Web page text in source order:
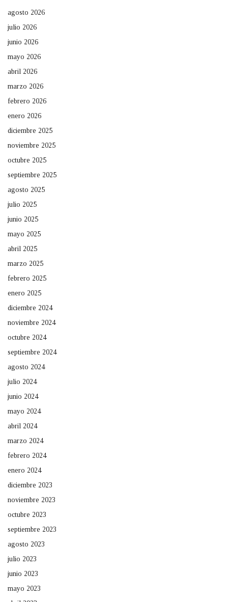
agosto 2026
julio 2026
junio 2026
mayo 2026
abril 2026
marzo 2026
febrero 2026
enero 2026
diciembre 2025
noviembre 2025
octubre 2025
septiembre 2025
agosto 2025
julio 2025
junio 2025
mayo 2025
abril 2025
marzo 2025
febrero 2025
enero 2025
diciembre 2024
noviembre 2024
octubre 2024
septiembre 2024
agosto 2024
julio 2024
junio 2024
mayo 2024
abril 2024
marzo 2024
febrero 2024
enero 2024
diciembre 2023
noviembre 2023
octubre 2023
septiembre 2023
agosto 2023
julio 2023
junio 2023
mayo 2023